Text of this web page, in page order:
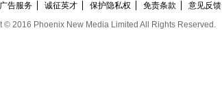
广告服务 诚征英才 保护隐私权 免责条款 意见反馈
© 2016 Phoenix New Media Limited All Rights Reserved.